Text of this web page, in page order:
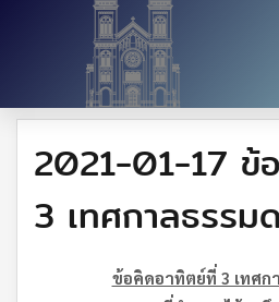
2021-01-17 ข้
3 เทศกาลธรรม
ข้อคิดอาทิตย์ที่ 3 เทศก